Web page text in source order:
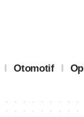
Otomotif